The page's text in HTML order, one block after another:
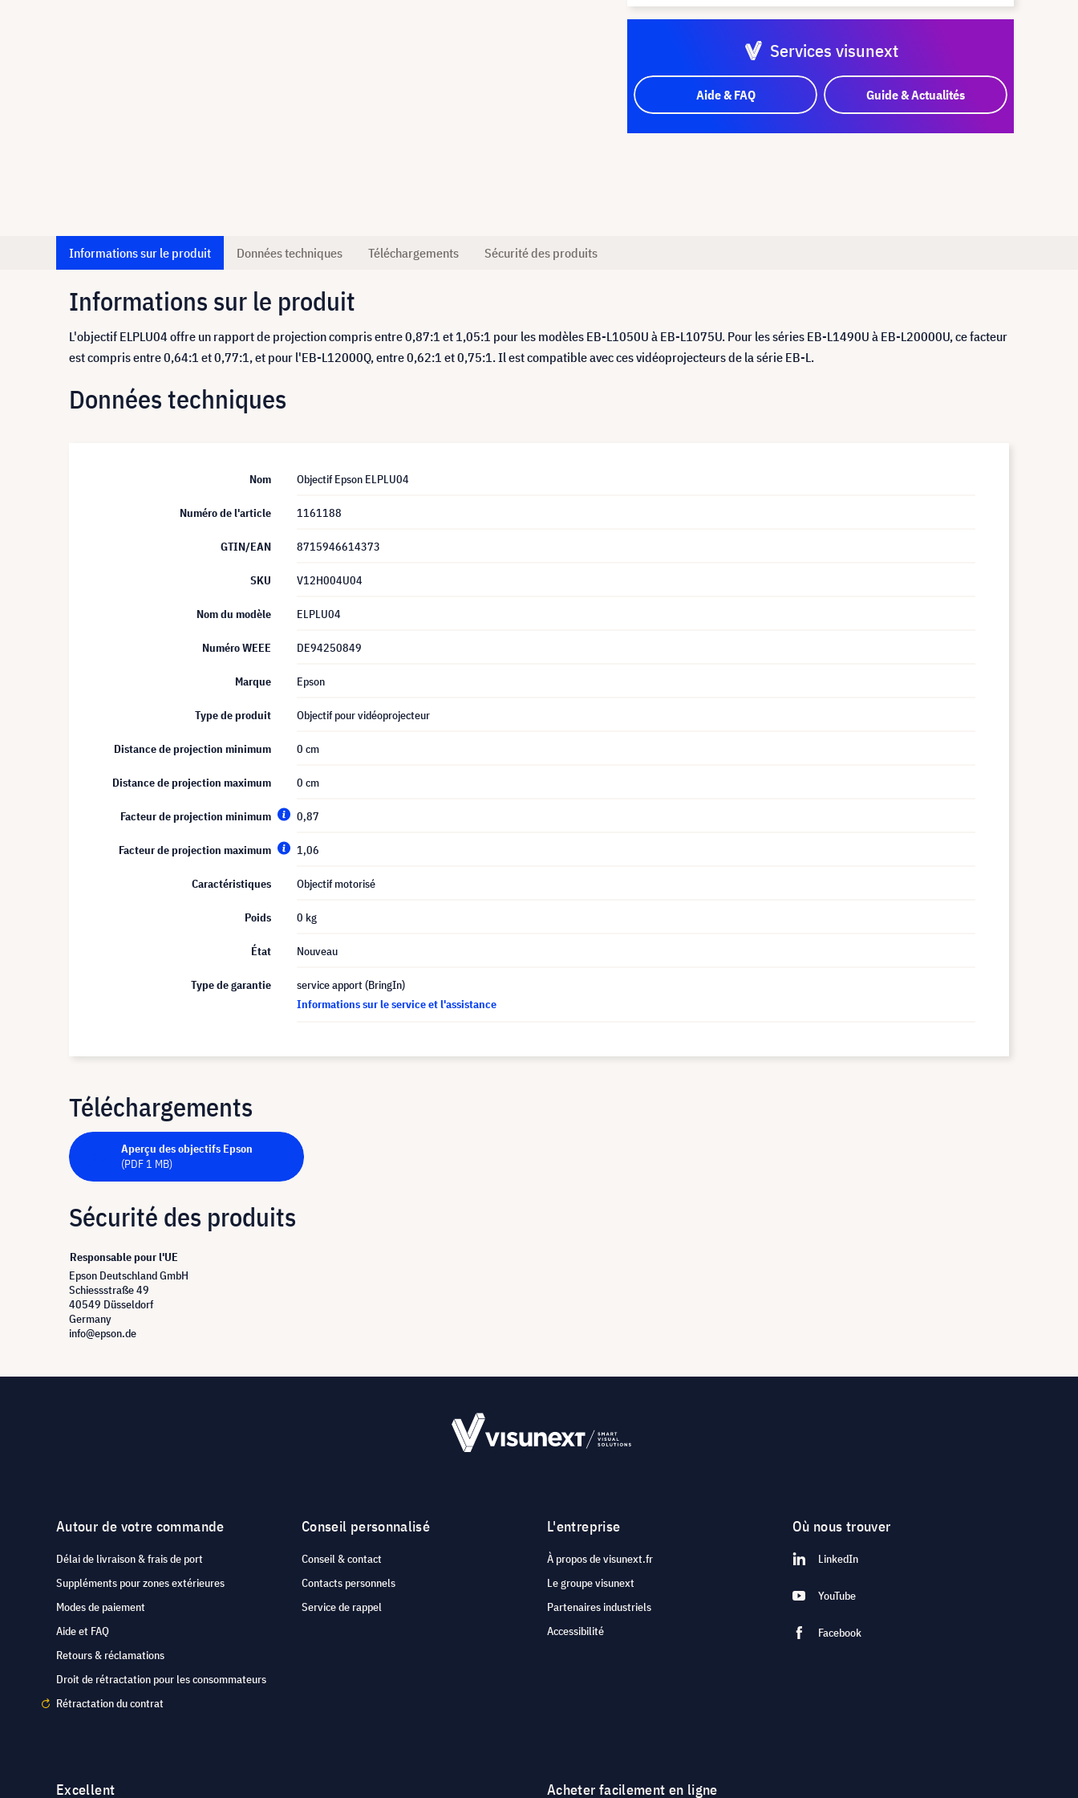
Services visunext
Aide & FAQ Guide & Actualités
Informations sur le produit Données techniques Téléchargements Sécurité des produits
Informations sur le produit
L'objectif ELPLU04 offre un rapport de projection compris entre 0,87:1 et 1,05:1 pour les modèles EB-L1050U à EB-L1075U. Pour les séries EB-L1490U à EB-L20000U, ce facteur
est compris entre 0,64:1 et 0,77:1, et pour l'EB-L12000Q, entre 0,62:1 et 0,75:1. Il est compatible avec ces vidéoprojecteurs de la série EB-L.
Données techniques
Nom Objectif Epson ELPLU04
Numéro de l'article 1161188
GTIN/EAN 8715946614373
SKU V12H004U04
Nom du modèle ELPLU04
Numéro WEEE DE94250849
Marque Epson
Type de produit Objectif pour vidéoprojecteur
Distance de projection minimum 0 cm
Distance de projection maximum 0 cm
Facteur de projection minimum 0,87
Facteur de projection maximum 1,06
Caractéristiques Objectif motorisé
Poids 0 kg
État Nouveau
Type de garantie
service apport (BringIn)
Informations sur le service et l'assistance
Téléchargements
Aperçu des objectifs Epson
(PDF 1 MB)
Sécurité des produits
Responsable pour l'UE
Epson Deutschland GmbH
Schiessstraße 49
40549 Düsseldorf
Germany
info@epson.de
Autour de votre commande
Délai de livraison & frais de port
Suppléments pour zones extérieures
Modes de paiement
Aide et FAQ
Retours & réclamations
Droit de rétractation pour les consommateurs
Rétractation du contrat
Conseil personnalisé
Conseil & contact
Contacts personnels
Service de rappel
L'entreprise
À propos de visunext.fr
Le groupe visunext
Partenaires industriels
Accessibilité
Où nous trouver
LinkedIn
YouTube
Facebook
Excellent Acheter facilement en ligne